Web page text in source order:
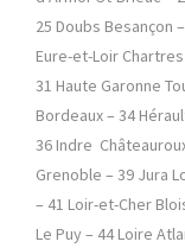
25 Doubs Besançon
Eure-et-Loir
31 Haute Garonne
Bordeaux – 34
36 Indre
Grenoble – 39 Jura
– 41 Loir-et-Cher
Le Puy – 44 Loire